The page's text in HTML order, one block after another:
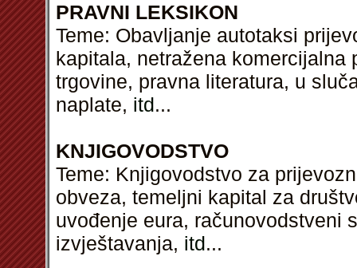
PRAVNI LEKSIKON
Teme: Obavljanje autotaksi
kapitala, netražena
trgovine, pravna literatura, u
naplate, itd...
KNJIGOVODSTVO
Teme: Knjigovodstvo za
obveza, temeljni kapital za
uvođenje eura, računovodstveni
izvještavanja, itd...